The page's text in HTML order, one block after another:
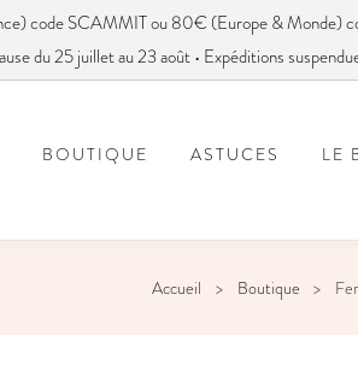
code SCAMMIT ou 80€ (Europe & Monde)
du 25 juillet au 23 août • Expéditions
BOUTIQUE ASTUCES LE
Accueil Boutique